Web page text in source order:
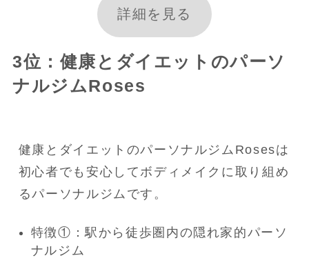
詳細を見る
3位：健康とダイエットのパーソ
ナルジムRoses
健康とダイエットのパーソナルジムRosesは
初心者でも安心してボディメイクに取り組め
るパーソナルジムです。
特徴①：駅から徒歩圏内の隠れ家的パーソ
ナルジム